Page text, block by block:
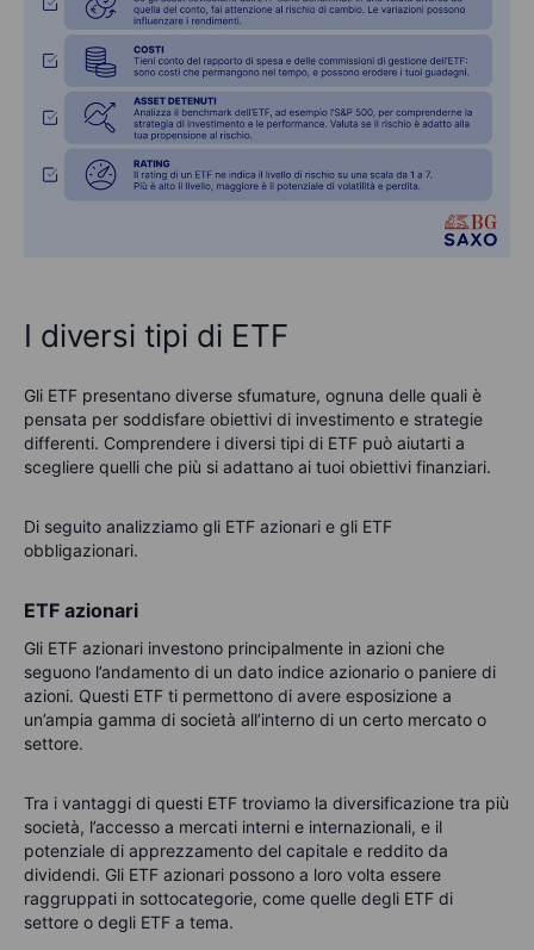
I diversi tipi di ETF
Gli ETF presentano diverse sfumature, ognuna delle quali è
pensata per soddisfare obiettivi di investimento e strategie
differenti. Comprendere i diversi tipi di ETF può aiutarti a
scegliere quelli che più si adattano ai tuoi obiettivi finanziari.
Di seguito analizziamo gli ETF azionari e gli ETF
obbligazionari.
ETF azionari
Gli ETF azionari investono principalmente in azioni che
seguono l’andamento di un dato indice azionario o paniere di
azioni. Questi ETF ti permettono di avere esposizione a
un’ampia gamma di società all’interno di un certo mercato o
settore.
Tra i vantaggi di questi ETF troviamo la diversificazione tra più
società, l’accesso a mercati interni e internazionali, e il
potenziale di apprezzamento del capitale e reddito da
dividendi. Gli ETF azionari possono a loro volta essere
raggruppati in sottocategorie, come quelle degli ETF di
settore o degli ETF a tema.